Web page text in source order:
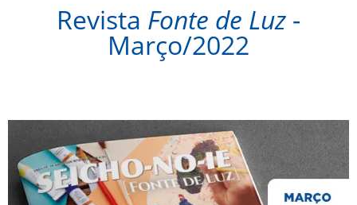
religiosa SEICHO-
NO-IE DO BRASIL
Revista Fonte de Luz -
Março/2022